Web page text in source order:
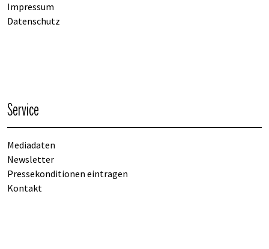
Impressum
Datenschutz
Service
Mediadaten
Newsletter
Pressekonditionen eintragen
Kontakt